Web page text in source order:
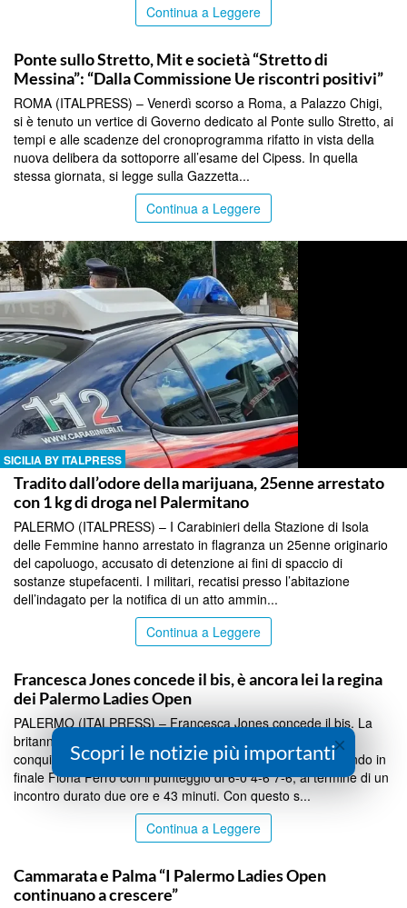
Continua a Leggere
Ponte sullo Stretto, Mit e società “Stretto di
Messina”: “Dalla Commissione Ue riscontri positivi”
ROMA (ITALPRESS) – Venerdì scorso a Roma, a Palazzo Chigi,
si è tenuto un vertice di Governo dedicato al Ponte sullo Stretto, ai
tempi e alle scadenze del cronoprogramma rifatto in vista della
nuova delibera da sottoporre all’esame del Cipess. In quella
stessa giornata, si legge sulla Gazzetta...
Continua a Leggere
SICILIA BY ITALPRESS
Tradito dall’odore della marijuana, 25enne arrestato
con 1 kg di droga nel Palermitano
PALERMO (ITALPRESS) – I Carabinieri della Stazione di Isola
delle Femmine hanno arrestato in flagranza un 25enne originario
del capoluogo, accusato di detenzione ai fini di spaccio di
sostanze stupefacenti. I militari, recatisi presso l’abitazione
dell’indagato per la notifica di un atto ammin...
Continua a Leggere
Francesca Jones concede il bis, è ancora lei la regina
dei Palermo Ladies Open
PALERMO (ITALPRESS) – Francesca Jones concede il bis. La
britannica, testa di serie numero 1 e campionessa uscente,
conquista la 37ª edizione dei Palermo Ladies Open superando in
finale Fiona Ferro con il punteggio di 6-0 4-6 7-6, al termine di un
incontro durato due ore e 43 minuti. Con questo s...
Continua a Leggere
Cammarata e Palma “I Palermo Ladies Open
continuano a crescere”
×
Scopri le notizie più importanti